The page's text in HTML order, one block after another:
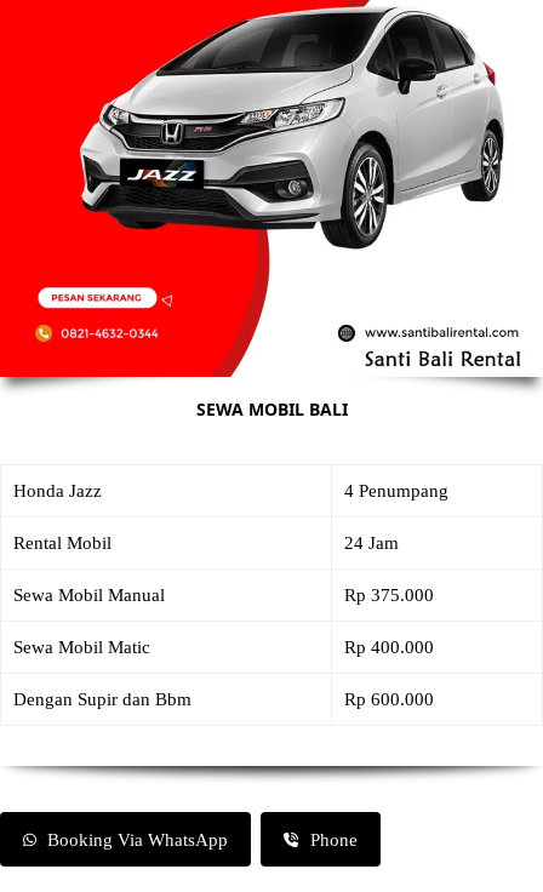
SEWA MOBIL BALI
Honda Jazz 4 Penumpang
Rental Mobil 24 Jam
Sewa Mobil Manual Rp 375.000
Sewa Mobil Matic Rp 400.000
Dengan Supir dan Bbm Rp 600.000
Booking Via WhatsApp Phone